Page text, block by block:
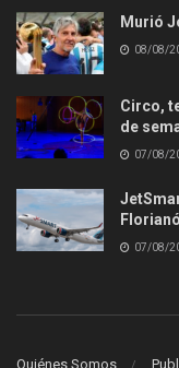
Murió
08/08/
Circo,
de
07/08/
07/08/
Quiénes Somos